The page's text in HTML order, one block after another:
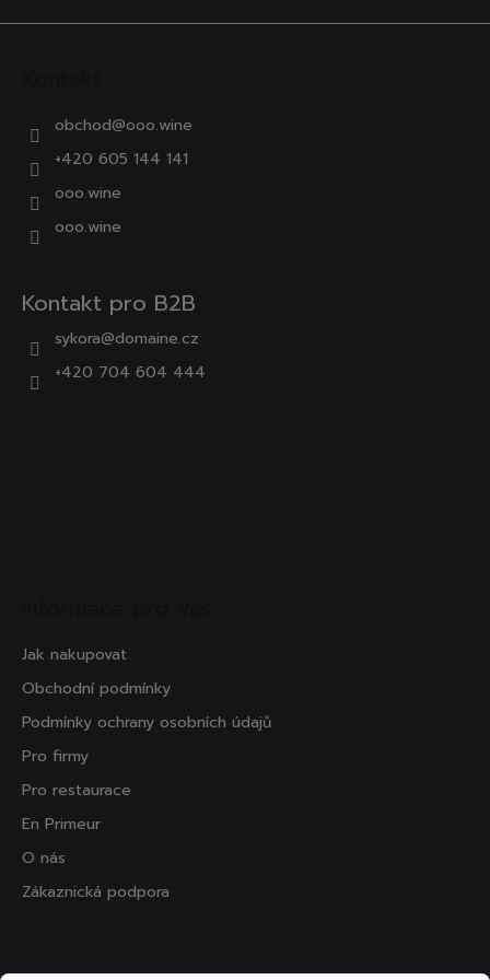
obchod@ooo.wine
+420 605 144 141
ooo.wine
ooo.wine
Kontakt pro B2B
sykora@domaine.cz
+420 704 604 444
Jak nakupovat
Obchodní podmínky
Podmínky ochrany osobních údajů
Pro firmy
Pro restaurace
En Primeur
O nás
Zákaznická podpora